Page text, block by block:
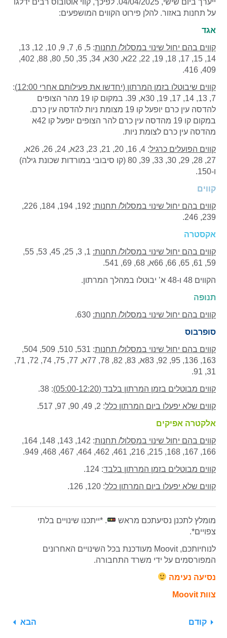
על תחנות באזור. להלן פירוט הקווים המושפעים:
אגד
קווים בהם יחול שינוי במסלול/ תחנות
: 5, 6, 7, 9, 10, 12, 13,
14, 15, 17, 18, 19, 22, 22א, 30א, 34, 35, 50, 80, 88, 402,
409, 416.
קווים שיבוטלו בזמן המרתון (יחדשו את פעילותם אחרי 12:00)
:
7, 13, 14, 17, 19, 30א, 39.
במקום קו 19 מהר הצופים
להדסה עין כרם יופעל קו 19 מצומת ניות להדסה עין כרם.
במקום קו 19 מהדסה עין כרם להר הצופים יופעל קו 42א
מהדסה עין כרם לצומת ניות.
קווים הפועלים כרגיל
: 4, 16, 20, 21, 23, 23א, 24, 26, 26א,
27, 28, 29, 30, 33, 39, 80 (קו סיבובי במורדות שכונת גילה)
ו-150.
קווים
קווים בהם יחול שינוי במסלול/ תחנות:
192, 194, 184, 226,
239, 246.
אקסטרה
קווים בהם יחול שינוי במסלול/ תחנות:
1, 3, 25, 45, 53, 55,
59, 61, 65, 66, 66א, 68, 69, 541.
הקווים 48 ו-48 א’ יבוטלו במהלך המרתון.
תנופה
קווים בהם יחול שינוי במסלול/ תחנות:
סופרבוס
קווים בהם יחול שינוי במסלול/ תחנות
: 531, 510, 509, 504,
163, 136, 95, 92, 83א, 83, 82, 78, 77א, 77, 75, 74, 72, 71,
31, 91.
קווים מבוטלים בזמן המרתון בלבד (05:00-12:20)
: 38.
קווים שלא יפעלו ביום המרתון כלל: 2, 49, 90, 97, 517.
אלקטרה אפיקים
קווים בהם יחול שינוי במסלול/ תחנות
: 142, 143, 148, 164,
166, 167, 168, 215, 216, 461, 462, 464, 467, 468, 949.
קווים מבוטלים בזמן המרתון בלבד: 124.
קווים שלא יפעלו ביום המרתון כלל: 120, 126.
מומלץ לתכנן נסיעתכם מראש
. *ייתכנו שינויים בלתי
צפויים*.
לנוחיותכם, Moovit מעודכנת בכל השינויים האחרונים
המפורסמים על ידי משרד התחבורה.
נסיעה נעימה
צוות Moovit
קודם הבא